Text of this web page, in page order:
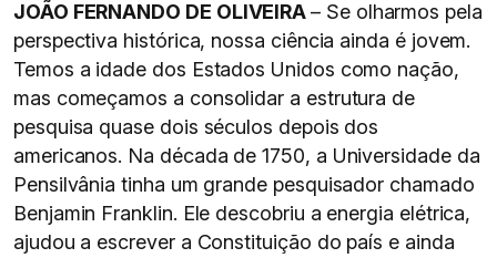
JOÃO FERNANDO DE OLIVEIRA– Se olharmos pela
perspectiva histórica, nossa ciência ainda é jovem.
Temos a idade dos Estados Unidos como nação,
mas começamos a consolidar a estrutura de
pesquisa quase dois séculos depois dos
americanos. Na década de 1750, a Universidade da
Pensilvânia tinha um grande pesquisador chamado
Benjamin Franklin. Ele descobriu a energia elétrica,
ajudou a escrever a Constituição do país e ainda